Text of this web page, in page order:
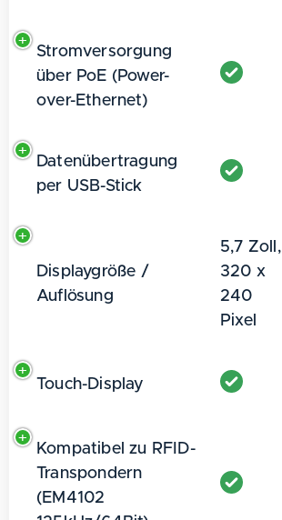
Stromversorgung
über PoE (Power-
over-Ethernet)
Datenübertragung
per USB-Stick
Displaygröße /
Auflösung
5,7 Zoll,
320 x
240
Pixel
Touch-Display
Kompatibel zu RFID-
Transpondern
(EM4102